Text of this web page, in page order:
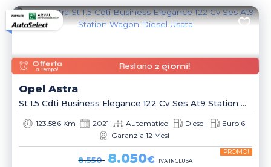
Offerta
a Tempo! Restano 2 giorni
Opel Astra
St 1.5 Cdti Business Elegance 122 Cv Ses At9 Station Wagon
123.586 Km 2021 Automatico Diesel
Euro 6
Garanzia 12 Mesi
8.550 8.050€
PROMO!
IVA INCLUSA